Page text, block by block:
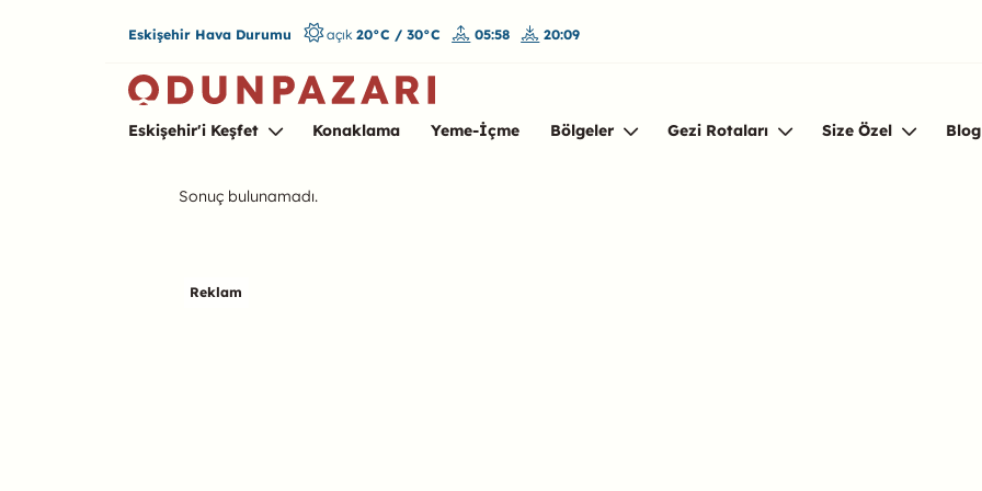
Eskişehir Hava Durumu açık 20°C / 30°C 05:58 20:09
Eskişehir'i Keşfet Konaklama Yeme-İçme Bölgeler Gezi Rotaları Size Özel Blog
Sonuç bulunamadı.
Reklam